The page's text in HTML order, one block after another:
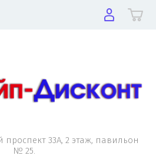
33А, 2 этаж, павильон
№ 25.